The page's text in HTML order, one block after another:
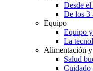
Desde
De los 3
Equipo
Equipo
La
Alimentación
Salud
Cuidado